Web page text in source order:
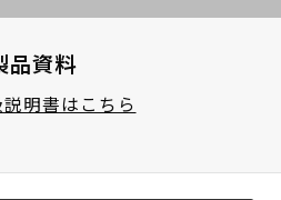
品資料
明書はこちら